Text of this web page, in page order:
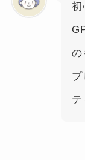
初
の
プ
テ